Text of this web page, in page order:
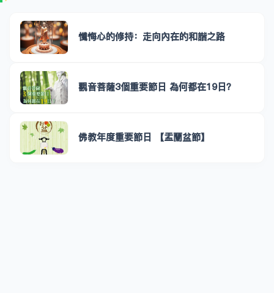
懺悔心的修持：走向內在的和諧之路
觀音菩薩3個重要節日 為何都在19日？
佛教年度重要節日 【盂蘭盆節】